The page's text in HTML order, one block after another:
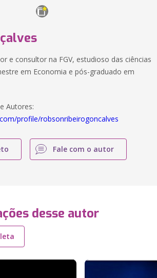
e consultor na FGV, estudioso das ciências
em Economia e pós-graduado em
Autores:
profile/robsonribeirogoncalves
Fale com o autor
desse autor